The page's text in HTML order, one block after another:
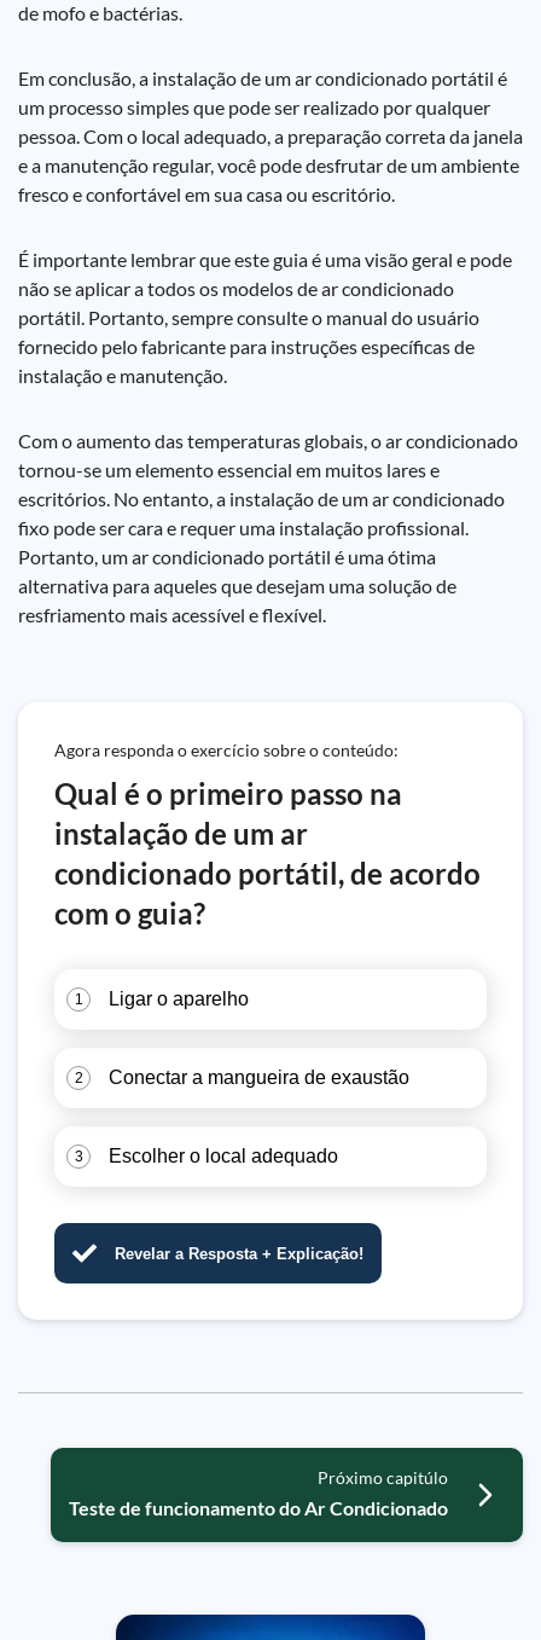
de mofo e bactérias.
Em conclusão, a instalação de um ar condicionado portátil é
um processo simples que pode ser realizado por qualquer
pessoa. Com o local adequado, a preparação correta da janela
e a manutenção regular, você pode desfrutar de um ambiente
fresco e confortável em sua casa ou escritório.
É importante lembrar que este guia é uma visão geral e pode
não se aplicar a todos os modelos de ar condicionado
portátil. Portanto, sempre consulte o manual do usuário
fornecido pelo fabricante para instruções específicas de
instalação e manutenção.
Com o aumento das temperaturas globais, o ar condicionado
tornou-se um elemento essencial em muitos lares e
escritórios. No entanto, a instalação de um ar condicionado
fixo pode ser cara e requer uma instalação profissional.
Portanto, um ar condicionado portátil é uma ótima
alternativa para aqueles que desejam uma solução de
resfriamento mais acessível e flexível.
Agora responda o exercício sobre o conteúdo:
Qual é o primeiro passo na
instalação de um ar
condicionado portátil, de acordo
com o guia?
1 Ligar o aparelho
2 Conectar a mangueira de exaustão
3 Escolher o local adequado
Revelar a Resposta + Explicação!
Próximo capitúlo
Teste de funcionamento do Ar Condicionado